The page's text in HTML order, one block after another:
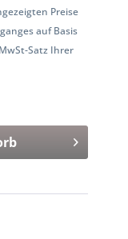
Preise
auf Basis
Satz Ihrer